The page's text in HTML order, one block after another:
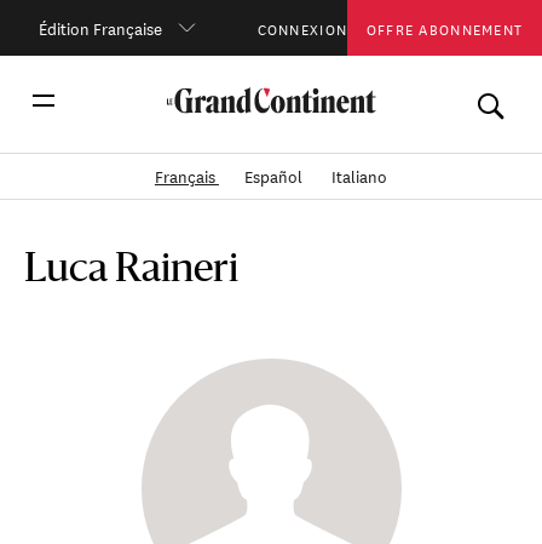
Édition Française CONNEXION OFFRE ABONNEMENT
Français Español Italiano
Luca Raineri